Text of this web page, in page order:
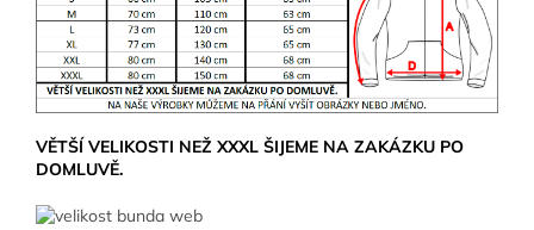
VĚTŠÍ VELIKOSTI NEŽ XXXL ŠIJEME NA ZAKÁZKU PO
DOMLUVĚ.